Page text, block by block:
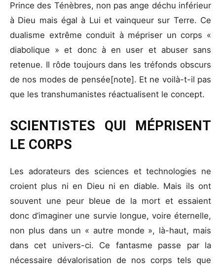
Prince des Ténèbres, non pas ange déchu inférieur
à Dieu mais égal à Lui et vainqueur sur Terre. Ce
dualisme extrême conduit à mépriser un corps «
diabolique » et donc à en user et abuser sans
retenue. Il rôde toujours dans les tréfonds obscurs
de nos modes de pensée[note]. Et ne voilà-t-il pas
que les transhumanistes réactualisent le concept.
SCIENTISTES QUI MÉPRISENT
LE CORPS
Les adorateurs des sciences et technologies ne
croient plus ni en Dieu ni en diable. Mais ils ont
souvent une peur bleue de la mort et essaient
donc d’imaginer une survie longue, voire éternelle,
non plus dans un « autre monde », là-haut, mais
dans cet univers-ci. Ce fantasme passe par la
nécessaire dévalorisation de nos corps tels que